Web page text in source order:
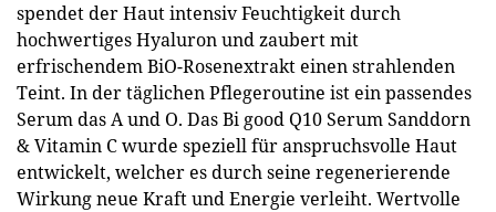
spendet der Haut intensiv Feuchtigkeit durch
hochwertiges Hyaluron und zaubert mit
erfrischendem BiO-Rosenextrakt einen strahlenden
Teint. In der täglichen Pflegeroutine ist ein passendes
Serum das A und O. Das Bi good Q10 Serum Sanddorn
& Vitamin C wurde speziell für anspruchsvolle Haut
entwickelt, welcher es durch seine regenerierende
Wirkung neue Kraft und Energie verleiht. Wertvolle